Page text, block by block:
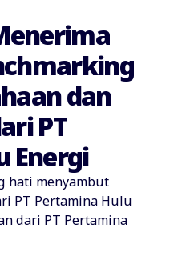
dan
PT
Energi
hati menyambut
PT Pertamina Hulu
dari PT Pertamina